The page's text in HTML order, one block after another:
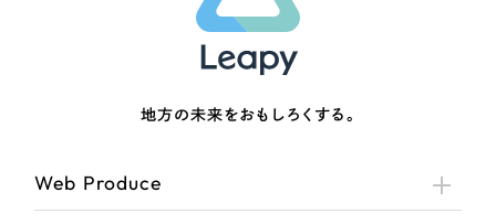
地方の未来をおもしろくする。
Web Produce